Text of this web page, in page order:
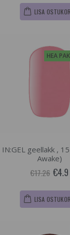
LISA
HEA
IN:GEL geellakk ,
Awake)
€17.26 €4.9
LISA